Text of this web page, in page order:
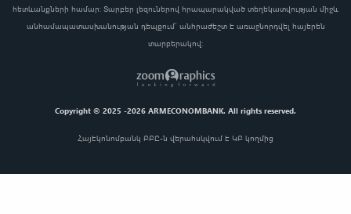
MasterCard
հետևանքների համար: Տարբեր լեզուներով հրապարակված տեղեկատվության միջև
անհամապատասխանության դեպքում` անհրաժեշտ է առաջնորդվել հայերեն
տարբերակով:
Copyright © 2025 -2026 ARMECONOMBANK. All rights reserved.
Հայէկոնոմբանկ ԲԲԸ-ն վերահսկվում է ԿԲ կողմից